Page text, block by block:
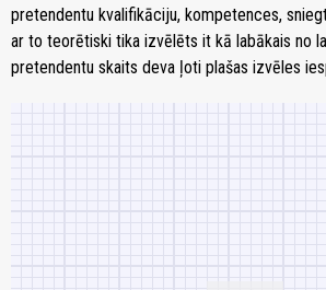
pretendentu kvalifikāciju, kompetences,
ar to teorētiski tika izvēlēts it kā labākais no
pretendentu skaits deva ļoti plašas izvēles